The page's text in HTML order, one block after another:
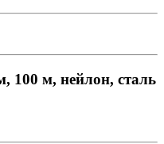
100 м, нейлон, сталь